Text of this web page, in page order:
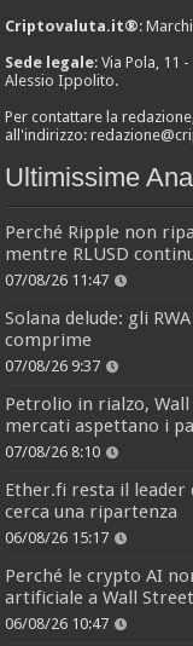
Criptovaluta.it®:
Sede legale: Via Pola, 11
Alessio Ippolito.
Per contattare la
all'indirizzo:
Ultimissime
Perché Ripple non
mentre RLUSD
07/08/26 11:47
Solana delude: gli
comprime
07/08/26 9:37
Petrolio in rialzo,
mercati aspettano i
07/08/26 8:10
Ether.fi resta il leader
cerca una ripartenza
06/08/26 15:17
Perché le crypto AI
artificiale a Wall Street
06/08/26 10:47